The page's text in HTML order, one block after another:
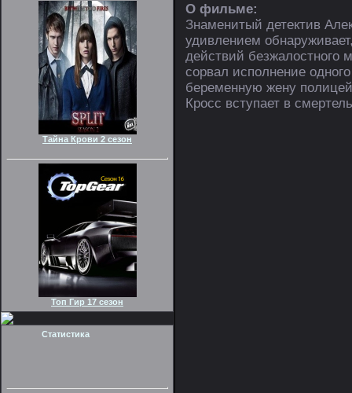
Тайна Крови 2 сезон
Топ Гир 17 сезон
Статистика
О фильме:
Знаменитый детектив
удивлением
действий безжалостного
сорвал исполнение
беременную жену
Кросс вступает в